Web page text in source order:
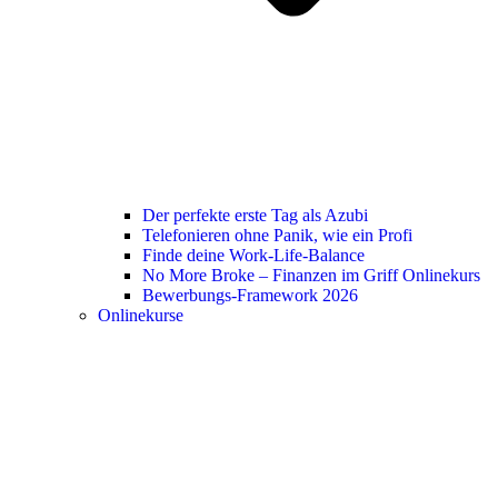
Der perfekte erste Tag als Azubi
Telefonieren ohne Panik, wie ein Profi
Finde deine Work-Life-Balance
No More Broke – Finanzen im Griff Onlinekurs
Bewerbungs-Framework 2026
Onlinekurse